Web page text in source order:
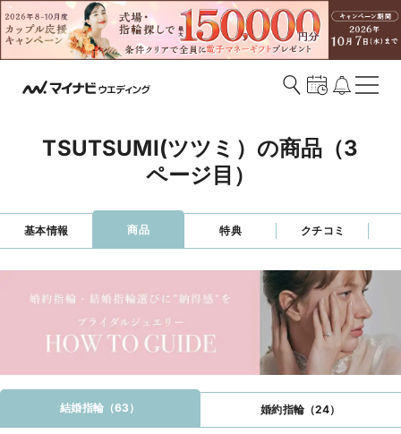
TSUTSUMI(ツツミ）の商品（3
ページ目）
基本情報 商品 特典 クチコミ
結婚指輪（63） 婚約指輪（24）